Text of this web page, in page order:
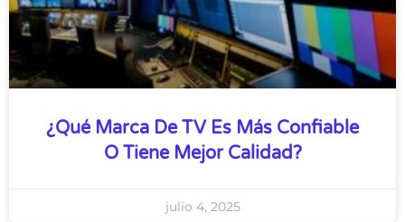
¿Qué Marca De TV Es Más Confiable
O Tiene Mejor Calidad?
julio 4, 2025